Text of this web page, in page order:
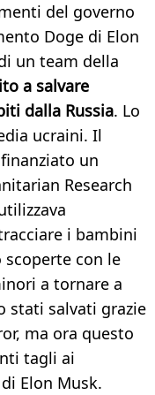
del governo
Doge di Elon
un team della
a salvare
dalla Russia. Lo
ucraini. Il
un
Research
i bambini
con le
a tornare a
stati salvati grazie
ma ora questo
tagli ai
Elon Musk.